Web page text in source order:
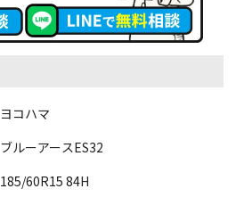
ヨコハマ
ブルーアースES32
185/60R15 84H